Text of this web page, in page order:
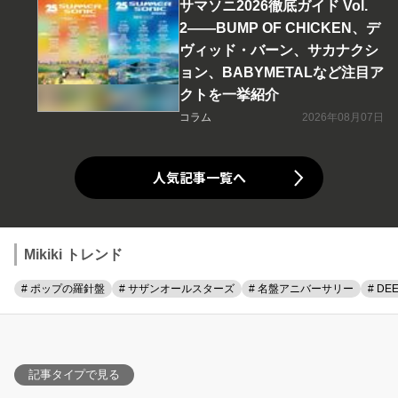
サマソニ2026徹底ガイド Vol.
2――BUMP OF CHICKEN、デ
ヴィッド・バーン、サカナクシ
ョン、BABYMETALなど注目ア
クトを一挙紹介
コラム 2026年08月07日
人気記事一覧へ
Mikiki トレンド
# ポップの羅針盤 # サザンオールスターズ # 名盤アニバーサリー #
記事タイプで見る